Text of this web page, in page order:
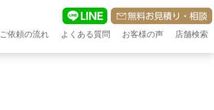
ご依頼の流れ よくある質問 お客様の声 店舗検索